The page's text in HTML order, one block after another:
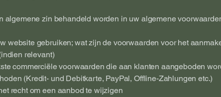
algemene zin behandeld worden in uw algemene
website gebruiken; wat zijn de voorwaarden voor het
relevant)
commerciële voorwaarden die aan klanten aangeboden
(Kredit- und Debitkarte, PayPal, Offline-Zahlungen etc.)
recht om een aanbod te wijzigen